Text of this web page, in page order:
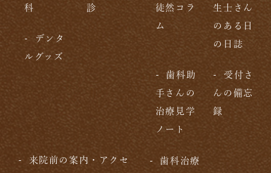
科
診
デンタ
ルグッズ
徒然コラ
ム
生士さん
のある日
の日誌
歯科助
手さんの
治療見学
ノート
受付さ
んの備忘
録
来院前の案内・アクセ
歯科治療